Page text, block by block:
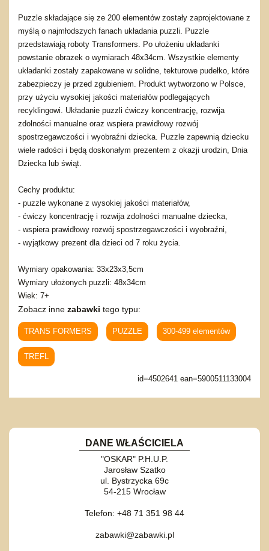
Puzzle składające się ze 200 elementów zostały zaprojektowane z
myślą o najmłodszych fanach układania puzzli. Puzzle
przedstawiają roboty Transformers. Po ułożeniu układanki
powstanie obrazek o wymiarach 48x34cm. Wszystkie elementy
układanki zostały zapakowane w solidne, tekturowe pudełko, które
zabezpieczy je przed zgubieniem. Produkt wytworzono w Polsce,
przy użyciu wysokiej jakości materiałów podlegających
recyklingowi. Układanie puzzli ćwiczy koncentrację, rozwija
zdolności manualne oraz wspiera prawidłowy rozwój
spostrzegawczości i wyobraźni dziecka. Puzzle zapewnią dziecku
wiele radości i będą doskonałym prezentem z okazji urodzin, Dnia
Dziecka lub świąt.
Cechy produktu:
- puzzle wykonane z wysokiej jakości materiałów,
- ćwiczy koncentrację i rozwija zdolności manualne dziecka,
- wspiera prawidłowy rozwój spostrzegawczości i wyobraźni,
- wyjątkowy prezent dla dzieci od 7 roku życia.
Wymiary opakowania: 33x23x3,5cm
Wymiary ułożonych puzzli: 48x34cm
Wiek: 7+
Zobacz inne zabawki tego typu:
TRANS FORMERS PUZZLE 300-499 elementów
TREFL
id=4502641 ean=5900511133004
DANE WŁAŚCICIELA
"OSKAR" P.H.U.P.
Jarosław Szatko
ul. Bystrzycka 69c
54-215 Wrocław
Telefon: +48 71 351 98 44
zabawki@zabawki.pl